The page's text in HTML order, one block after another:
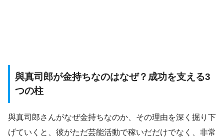
與真司郎が金持ちなのはなぜ？成功を支える3
つの柱
與真司郎さんがなぜ金持ちなのか、その理由を深く掘り下
げていくと、彼がただ芸能活動で稼いだだけでなく、非常